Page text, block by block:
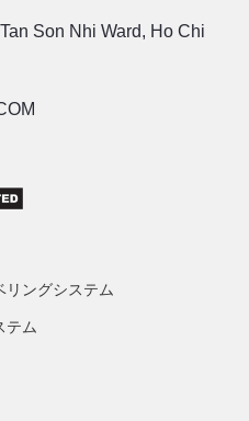
Son Nhi Ward, Ho Chi
リングシステム
テム